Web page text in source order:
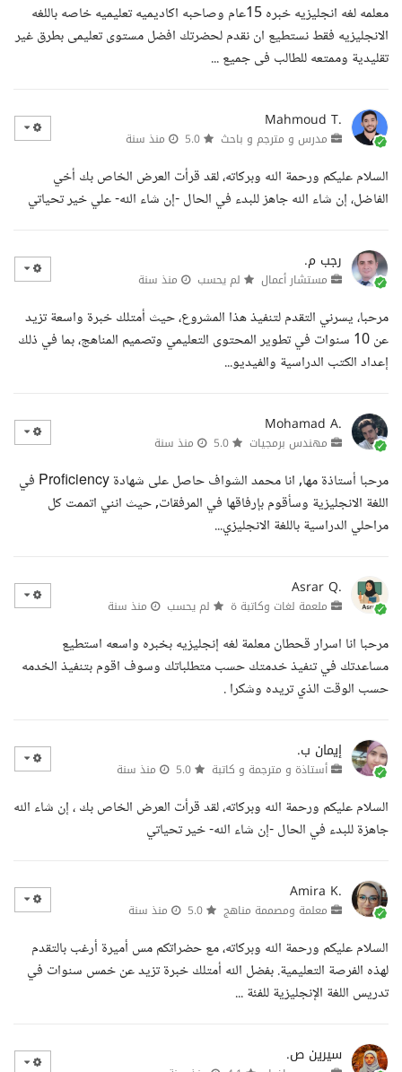
معلمه لغه انجليزيه خبره 15عام وصاحبه اكاديميه تعليميه خاصه باللغه
الانجليزيه فقط نستطيع ان نقدم لحضرتك افضل مستوى تعليمى بطرق غير
تقليدية وممتعه للطالب فى جميع ...
Mahmoud T.
مدرس و مترجم و باحث منذ سنة
السلام عليكم ورحمة الله وبركاته، لقد قرأت العرض الخاص بك أخي
الفاضل، إن شاء الله جاهز للبدء في الحال -إن شاء الله- علي خير تحياتي
رجب م.
مستشار أعمال لم يحسب منذ سنة
مرحبا، يسرني التقدم لتنفيذ هذا المشروع، حيث أمتلك خبرة واسعة تزيد
عن 10 سنوات في تطوير المحتوى التعليمي وتصميم المناهج، بما في ذلك
إعداد الكتب الدراسية والفيديو...
Mohamad A.
مهندس برمجيات منذ سنة
مرحبا أستاذة مها, انا محمد الشواف حاصل على شهادة Proficiency في
اللغة الانجليزية وسأقوم بإرفاقها في المرفقات, حيث انني اتممت كل
مراحلي الدراسية باللغة الانجليزي...
Asrar Q.
ملعمة لغات وكاتبة ة لم يحسب منذ سنة
مرحبا انا اسرار قحطان معلمة لغه إنجليزيه بخبره واسعه استطيع
مساعدتك في تنفيذ خدمتك حسب متطلباتك وسوف اقوم بتنفيذ الخدمه
حسب الوقت الذي تريده وشكرا .
إيمان ب.
أستاذة و مترجمة و كاتبة منذ سنة
السلام عليكم ورحمة الله وبركاته، لقد قرأت العرض الخاص بك ، إن شاء الله
جاهزة للبدء في الحال -إن شاء الله- خير تحياتي
Amira K.
معلمة ومصممة مناهج منذ سنة
السلام عليكم ورحمة الله وبركاته، مع حضراتكم مس أميرة أرغب بالتقدم
لهذه الفرصة التعليمية. بفضل الله أمتلك خبرة تزيد عن خمس سنوات في
تدريس اللغة الإنجليزية للفئة ...
سيرين ص.